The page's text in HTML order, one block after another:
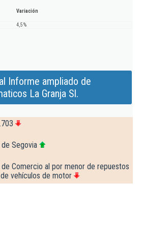
Variación
4,5 %
Informe ampliado de
La Granja Sl.
Segovia
Comercio al por menor de repuestos
vehículos de motor